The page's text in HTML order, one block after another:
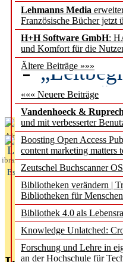
Lehmanns Media
Französische Bücher jetzt
H+H Software GmbH:
und Komfort für die
Ältere Beiträge »»»
««« Neuere Beiträge
Vandenhoeck &
und mit verbesserter
Boosting Open Access
content marketing matters
Zeutschel Buchscanner
Bibliotheken verändern |
Bibliotheken für Menschen
Bibliothek 4.0 als
Knowledge Unlatched:
Forschung und Lehre in
an der Hochschule für
besser
des
Aktuelles aus
L
ibrary
Essentials